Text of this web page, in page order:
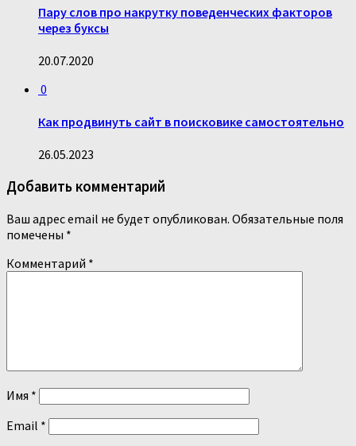
Пару слов про накрутку поведенческих факторов
через буксы
20.07.2020
0
Как продвинуть сайт в поисковике самостоятельно
26.05.2023
Добавить комментарий
Ваш адрес email не будет опубликован. Обязательные поля
помечены *
Комментарий *
Имя *
Email *